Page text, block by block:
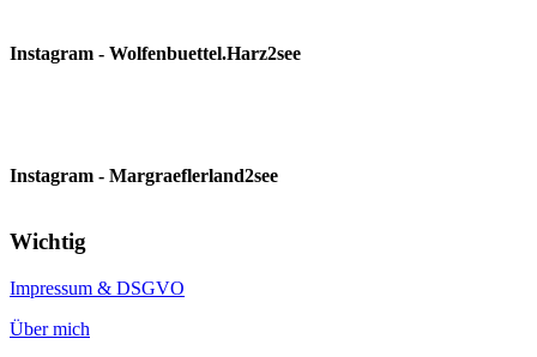
Instagram - Wolfenbuettel.Harz2see
Instagram - Margraeflerland2see
Wichtig
Impressum & DSGVO
Über mich